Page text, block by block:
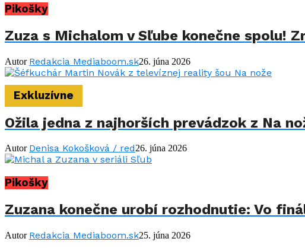
Pikošky
Zuza s Michalom v Sľube konečne spolu!
Autor Redakcia Mediaboom.sk26. júna 2026
Exkluzívne
Ožila jedna z najhorších prevádzok z Na
Autor Denisa Kokošková / red26. júna 2026
Pikošky
Zuzana konečne urobí rozhodnutie: Vo
Autor Redakcia Mediaboom.sk25. júna 2026